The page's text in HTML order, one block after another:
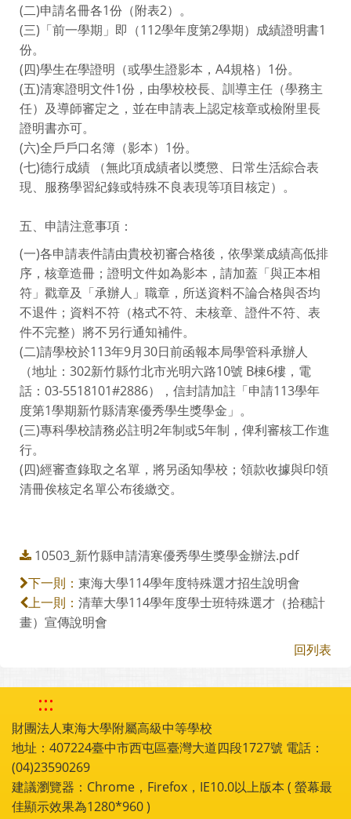
(二)申請名冊各1份（附表2）。
(三)「前一學期」即（112學年度第2學期）成績證明書1
份。
(四)學生在學證明（或學生證影本，A4規格）1份。
(五)清寒證明文件1份，由學校校長、訓導主任（學務主
任）及導師審定之，並在申請表上認定核章或檢附里長
證明書亦可。
(六)全戶戶口名簿（影本）1份。
(七)德行成績 （無此項成績者以獎懲、日常生活綜合表
現、服務學習紀錄或特殊不良表現等項目核定）。
五、申請注意事項：
(一)各申請表件請由貴校初審合格後，依學業成績高低排
序，核章造冊；證明文件如為影本，請加蓋「與正本相
符」戳章及「承辦人」職章，所送資料不論合格與否均
不退件；資料不符（格式不符、未核章、證件不符、表
件不完整）將不另行通知補件。
(二)請學校於113年9月30日前函報本局學管科承辦人
（地址：302新竹縣竹北市光明六路10號 B棟6樓，電
話：03-5518101#2886），信封請加註「申請113學年
度第1學期新竹縣清寒優秀學生獎學金」。
(三)專科學校請務必註明2年制或5年制，俾利審核工作進
行。
(四)經審查錄取之名單，將另函知學校；領款收據與印領
清冊俟核定名單公布後繳交。
10503_新竹縣申請清寒優秀學生獎學金辦法.pdf
下一則： 東海大學114學年度特殊選才招生說明會
上一則： 清華大學114學年度學士班特殊選才（拾穗計
畫）宣傳說明會
回列表
:::
財團法人東海大學附屬高級中等學校
地址：407224臺中市西屯區臺灣大道四段1727號 電話：
(04)23590269
建議瀏覽器：Chrome，Firefox，IE10.0以上版本 ( 螢幕最
佳顯示效果為1280*960 )